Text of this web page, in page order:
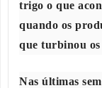
trigo o que
quando os
que turbinou
Nas últimas